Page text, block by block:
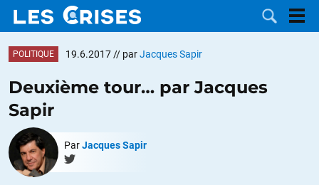
DOSSIERS
CATÉGORIES
POLITIQUE 19.6.2017 // parJacques Sapir
Deuxième tour… par Jacques
Sapir
ParJacques Sapir